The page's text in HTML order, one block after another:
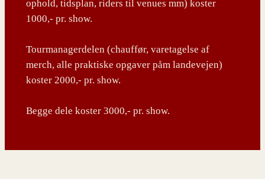
ophold, tidsplan, riders til venues mm) koster
1000,- pr. show.
Tourmanagerdelen (chauffør, varetagelse af
merch, alle praktiske opgaver påm landevejen)
koster 2000,- pr. show.
Begge dele koster 3000,- pr. show.